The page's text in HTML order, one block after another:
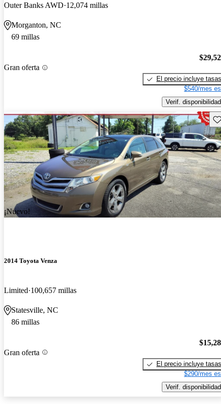
Outer Banks AWD 12,074 millas
Morganton, NC
69 millas
Gran oferta
El precio incluye tasas
$540/mes
Verif. disponibilidad
¡Nuevo!
2014 Toyota Venza
Limited 100,657 millas
Statesville, NC
86 millas
Gran oferta
El precio incluye tasas
$290/mes
Verif. disponibilidad